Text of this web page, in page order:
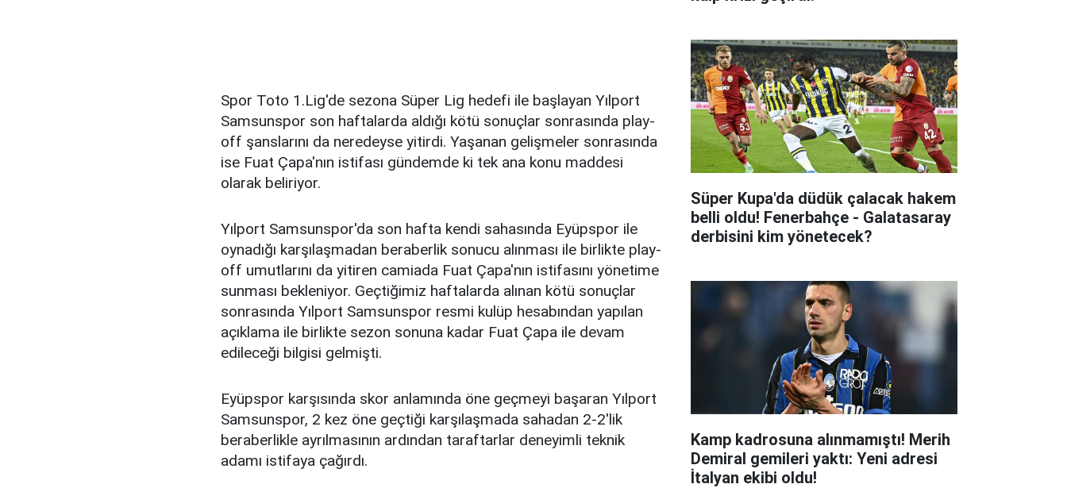
Spor Toto 1.Lig'de sezona Süper Lig hedefi ile başlayan Yılport
Samsunspor son haftalarda aldığı kötü sonuçlar sonrasında play-
off şanslarını da neredeyse yitirdi. Yaşanan gelişmeler sonrasında
ise Fuat Çapa'nın istifası gündemde ki tek ana konu maddesi
olarak beliriyor.
Yılport Samsunspor'da son hafta kendi sahasında Eyüpspor ile
oynadığı karşılaşmadan beraberlik sonucu alınması ile birlikte play-
off umutlarını da yitiren camiada Fuat Çapa'nın istifasını yönetime
sunması bekleniyor. Geçtiğimiz haftalarda alınan kötü sonuçlar
sonrasında Yılport Samsunspor resmi kulüp hesabından yapılan
açıklama ile birlikte sezon sonuna kadar Fuat Çapa ile devam
edileceği bilgisi gelmişti.
Eyüpspor karşısında skor anlamında öne geçmeyi başaran Yılport
Samsunspor, 2 kez öne geçtiği karşılaşmada sahadan 2-2'lik
beraberlikle ayrılmasının ardından taraftarlar deneyimli teknik
adamı istifaya çağırdı.
Süper Kupa'da düdük çalacak hakem
belli oldu! Fenerbahçe - Galatasaray
derbisini kim yönetecek?
Kamp kadrosuna alınmamıştı! Merih
Demiral gemileri yaktı: Yeni adresi
İtalyan ekibi oldu!